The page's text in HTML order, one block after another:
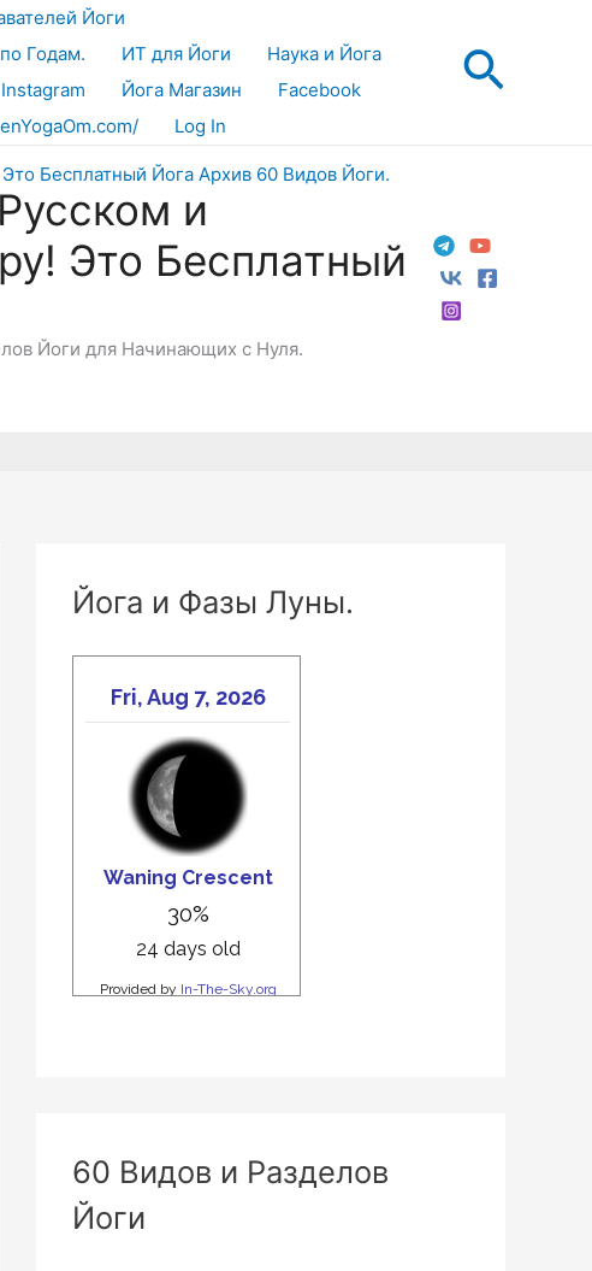
Йоги
Годам. ИТ для Йоги
Наука и Йога
Instagram Йога Магазин
Facebook
Log In
и
Это Бесплатный
Йоги для Начинающих с Нуля.
Йога и Фазы Луны.
60 Видов и Разделов
Йоги